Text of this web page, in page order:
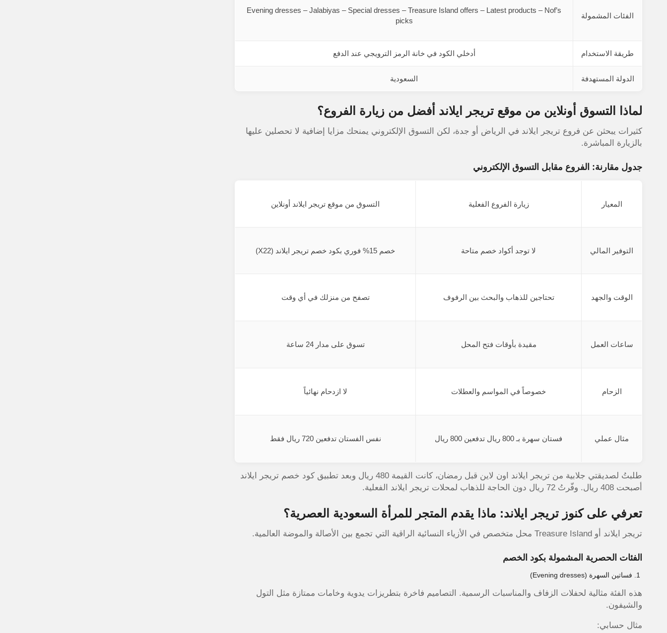
الفئات المشمولة
Evening dresses – Jalabiyas – Special dresses – Treasure Island offers – Latest products – Nof’s
picks
طريقة الاستخدام أدخلي الكود في خانة الرمز الترويجي عند الدفع
الدولة المستهدفة السعودية
لماذا التسوق أونلاين من موقع تريجر ايلاند أفضل من زيارة الفروع؟
كثيرات يبحثن عن فروع تريجر ايلاند في الرياض أو جدة، لكن التسوق الإلكتروني يمنحك مزايا إضافية لا تحصلين عليها
بالزيارة المباشرة.
جدول مقارنة: الفروع مقابل التسوق الإلكتروني
المعيار زيارة الفروع الفعلية التسوق من موقع تريجر ايلاند أونلاين
التوفير المالي لا توجد أكواد خصم متاحة خصم 15% فوري بكود خصم تريجر ايلاند (X22)
الوقت والجهد تحتاجين للذهاب والبحث بين الرفوف تصفح من منزلك في أي وقت
ساعات العمل مقيدة بأوقات فتح المحل تسوق على مدار 24 ساعة
الزحام خصوصاً في المواسم والعطلات لا ازدحام نهائياً
مثال عملي فستان سهرة بـ 800 ريال تدفعين 800 ريال نفس الفستان تدفعين 720 ريال فقط
طلبتُ لصديقتي جلابية من تريجر ايلاند اون لاين قبل رمضان، كانت القيمة 480 ريال وبعد تطبيق كود خصم تريجر ايلاند
أصبحت 408 ريال. وفّرتُ 72 ريال دون الحاجة للذهاب لمحلات تريجر ايلاند الفعلية.
تعرفي على كنوز تريجر ايلاند: ماذا يقدم المتجر للمرأة السعودية العصرية؟
تريجر ايلاند أو Treasure Island محل متخصص في الأزياء النسائية الراقية التي تجمع بين الأصالة والموضة العالمية.
الفئات الحصرية المشمولة بكود الخصم
فساتين السهرة (Evening dresses)
هذه الفئة مثالية لحفلات الزفاف والمناسبات الرسمية. التصاميم فاخرة بتطريزات يدوية وخامات ممتازة مثل التول
والشيفون.
مثال حسابي: